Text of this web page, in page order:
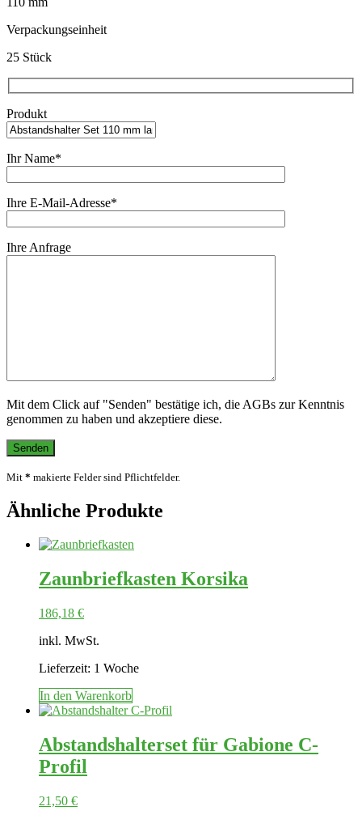
Verpackungseinheit
25 Stück
Produkt
Ihr Name*
Ihre E-Mail-Adresse*
Ihre Anfrage
Mit dem Click auf "Senden" bestätige ich, die AGBs zur Kenntnis
genommen zu haben und akzeptiere diese.
Mit * makierte Felder sind Pflichtfelder.
Ähnliche Produkte
Zaunbriefkasten Korsika
186,18 €
inkl. MwSt.
Lieferzeit: 1 Woche
In den Warenkorb
Abstandshalterset für Gabione C-
Profil
21,50 €